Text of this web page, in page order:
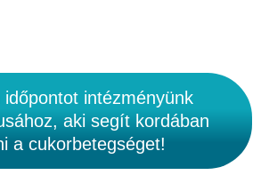
időpontot intézményünk
aki segít kordában
a cukorbetegséget!